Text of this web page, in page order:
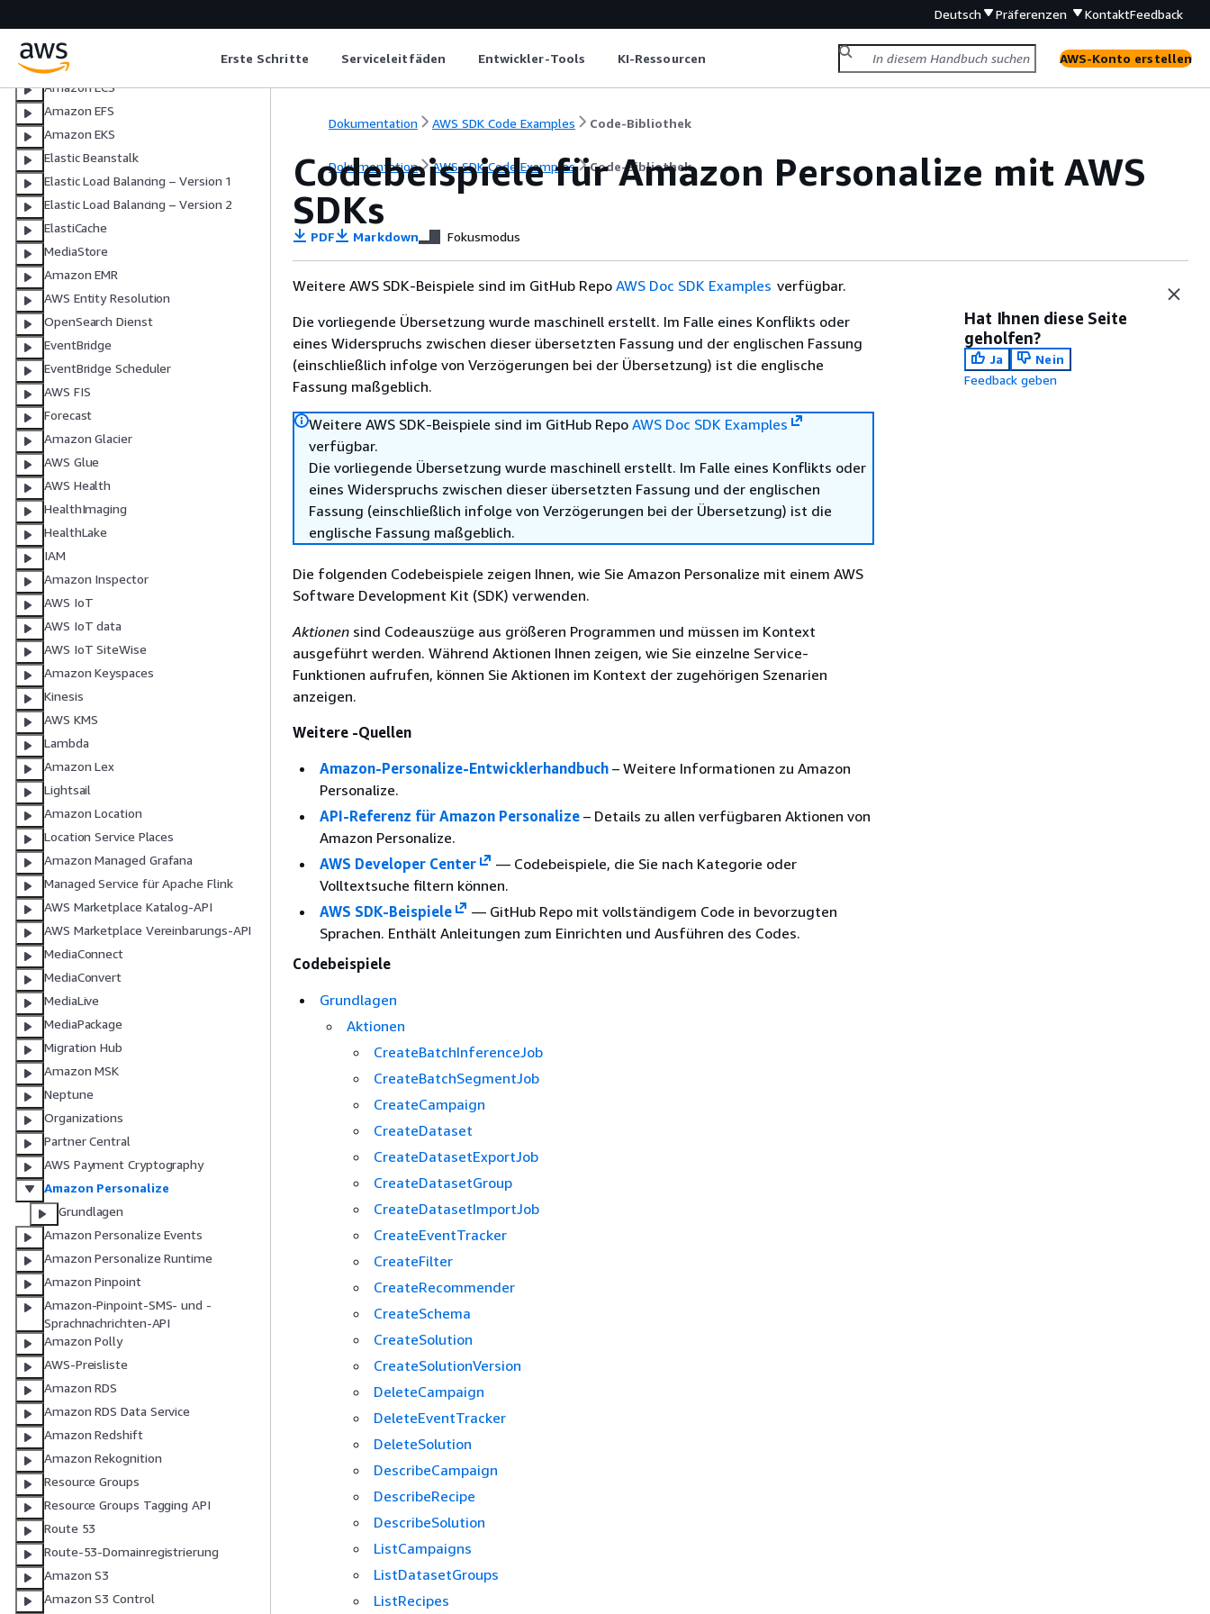
Deutsch Präferenzen KontaktFeedback
Erste Schritte Serviceleitfäden Entwickler-Tools KI-Ressourcen AWS-Konto erstellen
Amazon EC2
Amazon ECR
Amazon ECS
Amazon EFS
Amazon EKS
Elastic Beanstalk
Elastic Load Balancing – Version 1
Elastic Load Balancing – Version 2
ElastiCache
MediaStore
Amazon EMR
AWS Entity Resolution
OpenSearch Dienst
EventBridge
EventBridge Scheduler
AWS FIS
Forecast
Amazon Glacier
AWS Glue
AWS Health
HealthImaging
HealthLake
IAM
Amazon Inspector
AWS IoT
AWS IoT data
AWS IoT SiteWise
Amazon Keyspaces
Kinesis
AWS KMS
Lambda
Amazon Lex
Lightsail
Amazon Location
Location Service Places
Amazon Managed Grafana
Managed Service für Apache Flink
AWS Marketplace Katalog-API
AWS Marketplace Vereinbarungs-API
MediaConnect
MediaConvert
MediaLive
MediaPackage
Migration Hub
Amazon MSK
Neptune
Organizations
Partner Central
AWS Payment Cryptography
Amazon Personalize
Grundlagen
Amazon Personalize Events
Amazon Personalize Runtime
Amazon Pinpoint
Amazon-Pinpoint-SMS- und -
Sprachnachrichten-API
Amazon Polly
AWS-Preisliste
Amazon RDS
Amazon RDS Data Service
Amazon Redshift
Amazon Rekognition
Resource Groups
Resource Groups Tagging API
Route 53
Route-53-Domainregistrierung
Amazon S3
Amazon S3 Control
Dokumentation AWS SDK Code Examples Code-Bibliothek
Dokumentation AWS SDK Code Examples Code-Bibliothek
Codebeispiele für Amazon Personalize mit AWS
SDKs
PDF Markdown Fokusmodus
Weitere AWS SDK-Beispiele sind im GitHub Repo AWS Doc SDK Examples verfügbar.
Die vorliegende Übersetzung wurde maschinell erstellt. Im Falle eines Konflikts oder
eines Widerspruchs zwischen dieser übersetzten Fassung und der englischen Fassung
(einschließlich infolge von Verzögerungen bei der Übersetzung) ist die englische
Fassung maßgeblich.
Weitere AWS SDK-Beispiele sind im GitHub Repo AWS Doc SDK Examples
verfügbar.
Die vorliegende Übersetzung wurde maschinell erstellt. Im Falle eines Konflikts oder
eines Widerspruchs zwischen dieser übersetzten Fassung und der englischen
Fassung (einschließlich infolge von Verzögerungen bei der Übersetzung) ist die
englische Fassung maßgeblich.
Die folgenden Codebeispiele zeigen Ihnen, wie Sie Amazon Personalize mit einem AWS
Software Development Kit (SDK) verwenden.
Aktionen sind Codeauszüge aus größeren Programmen und müssen im Kontext
ausgeführt werden. Während Aktionen Ihnen zeigen, wie Sie einzelne Service-
Funktionen aufrufen, können Sie Aktionen im Kontext der zugehörigen Szenarien
anzeigen.
Weitere -Quellen
Amazon-Personalize-Entwicklerhandbuch – Weitere Informationen zu Amazon
Personalize.
API-Referenz für Amazon Personalize – Details zu allen verfügbaren Aktionen von
Amazon Personalize.
AWS Developer Center
— Codebeispiele, die Sie nach Kategorie oder
Volltextsuche filtern können.
AWS SDK-Beispiele
— GitHub Repo mit vollständigem Code in bevorzugten
Sprachen. Enthält Anleitungen zum Einrichten und Ausführen des Codes.
Codebeispiele
Grundlagen
Aktionen
CreateBatchInferenceJob
CreateBatchSegmentJob
CreateCampaign
CreateDataset
CreateDatasetExportJob
CreateDatasetGroup
CreateDatasetImportJob
CreateEventTracker
CreateFilter
CreateRecommender
CreateSchema
CreateSolution
CreateSolutionVersion
DeleteCampaign
DeleteEventTracker
DeleteSolution
DescribeCampaign
DescribeRecipe
DescribeSolution
ListCampaigns
ListDatasetGroups
ListRecipes
Hat Ihnen diese Seite
geholfen?
Ja
Nein
Feedback geben